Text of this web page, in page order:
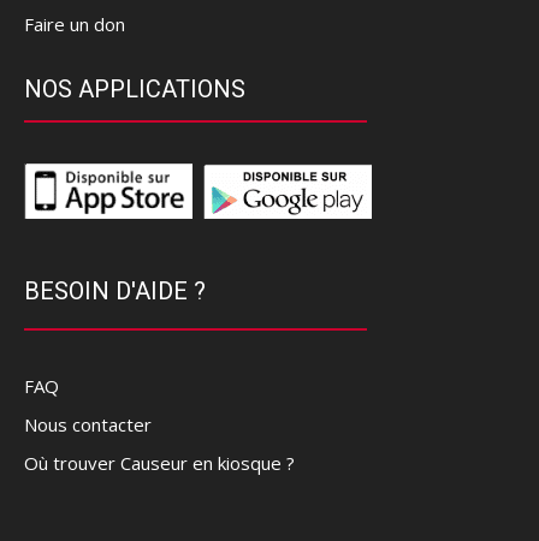
Faire un don
NOS APPLICATIONS
BESOIN D'AIDE ?
FAQ
Nous contacter
Où trouver Causeur en kiosque ?